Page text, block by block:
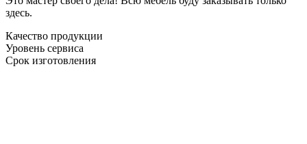
здесь.
Качество продукции
Уровень сервиса
Срок изготовления